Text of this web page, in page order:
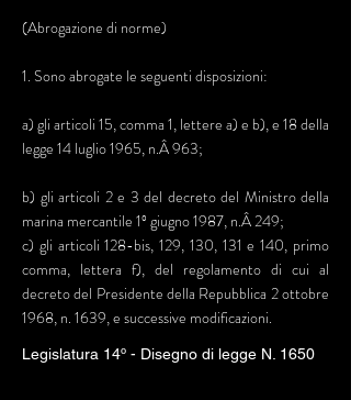
(Abrogazione di norme)
1. Sono abrogate le seguenti disposizioni:
a) gli articoli 15, comma 1, lettere a) e b), e 18 della
legge 14 luglio 1965, n.Â 963;
b) gli articoli 2 e 3 del decreto del Ministro della
marina mercantile 1º giugno 1987, n.Â 249;
c) gli articoli 128-bis, 129, 130, 131 e 140, primo
comma, lettera f), del regolamento di cui al
decreto del Presidente della Repubblica 2 ottobre
1968, n. 1639, e successive modificazioni.
Legislatura 14º - Disegno di legge N. 1650